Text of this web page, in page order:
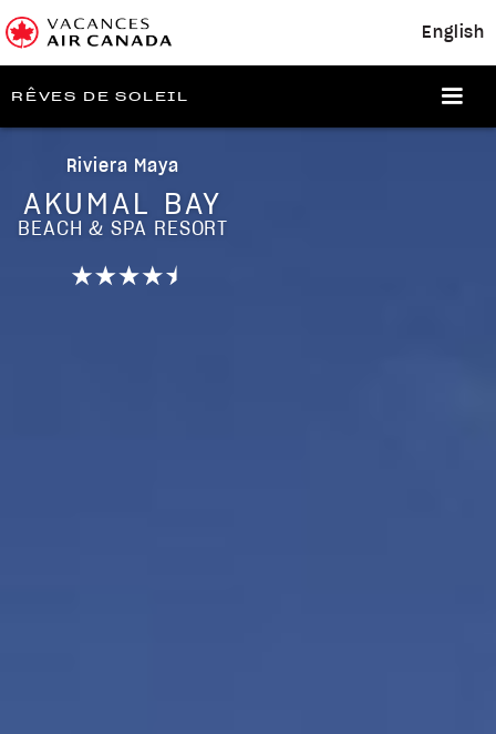
English
RÊVES DE SOLEIL
Riviera Maya
AKUMAL BAY
BEACH & SPA RESORT